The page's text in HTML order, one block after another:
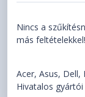
Nincs a
más feltételekkel!
Acer, Asus, Dell,
Hivatalos gyártói